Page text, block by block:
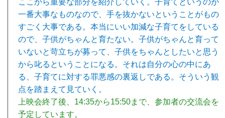
ここから重要な部分を紹介していく。子育てというのが
一番大事なものなので、手を抜かないということがもの
すごく大事である。本当にいい加減な子育てをしている
ので、子供がちゃんと育たない。子供がちゃんと育って
いないと苛立ちが募って、子供をちゃんとしたいと思う
から叱るということになる。それは自分の心の中にあ
る、子育てに対する罪悪感の裏返しである。そういう観
点を踏まえて見ていく。
上映会終了後、14:35から15:50まで、参加者の交流会を
予定しています。